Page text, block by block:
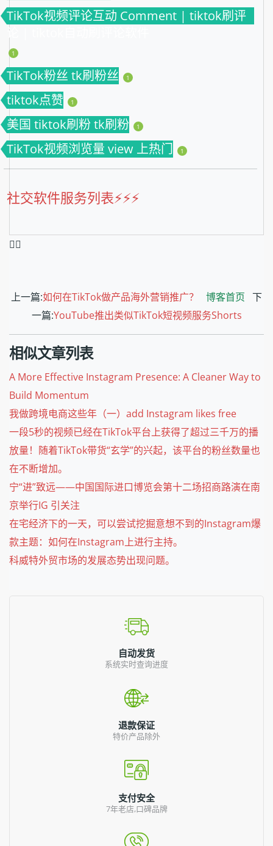
TikTok视频评论互动 Comment | tiktok刷评
论 | tiktok自动刷评论软件
1
TikTok粉丝 tk刷粉丝 1
tiktok点赞 1
美国 tiktok刷粉 tk刷粉 1
TikTok视频浏览量 view 上热门 1
社交软件服务列表⚡️⚡️⚡️
❤️‍🔥
上一篇:如何在TikTok做产品海外营销推广？ 博客首页 下
一篇:YouTube推出类似TikTok短视频服务Shorts
相似文章列表
A More Effective Instagram Presence: A Cleaner Way to
Build Momentum
我做跨境电商这些年（一）add Instagram likes free
一段5秒的视频已经在TikTok平台上获得了超过三千万的播
放量！随着TikTok带货“玄学”的兴起，该平台的粉丝数量也
在不断增加。
宁“进”致远——中国国际进口博览会第十二场招商路演在南
京举行IG 引关注
在宅经济下的一天，可以尝试挖掘意想不到的Instagram爆
款主题：如何在Instagram上进行主持。
科威特外贸市场的发展态势出现问题。
自动发货
系统实时查询进度
退款保证
特价产品除外
支付安全
7年老店,口碑品牌